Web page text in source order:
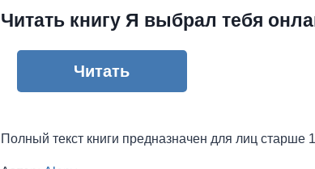
Читать книгу Я выбрал тебя
Читать
Полный текст книги предназначен для лиц старше